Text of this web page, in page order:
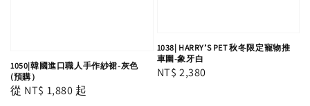
1050|韓國進口職人手作紗裙-灰色
(預購）
Regular
從 NT$ 1,880 起
1038| HARRY’S PET 秋冬限定寵物推
車圍-象牙白
Regular
NT$ 2,380